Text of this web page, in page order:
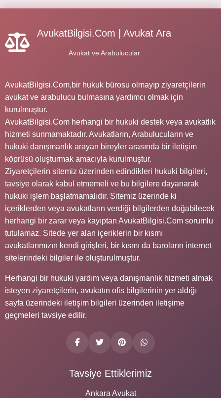
AvukatBilgisi.Com | Avukat Ara
Avukat ve Arabulucular
AvukatBilgisi.Com,bir hukuk bürosu olmayıp ziyaretçilerin
avukat ve arabulucu bulmasına yardımcı olmak için
kurulmuştur.
AvukatBilgisi.Com herhangi bir hukuki destek veya avukatlık
hizmeti sunmamaktadır. Avukatların, Arabulucuların ve
hukuki danışmanlık arayan bireyler arasında bir iletişim
köprüsü oluşturmak amacıyla kurulmuştur.
Ziyaretçilerin sitemiz üzerinden edindikleri hukuki bilgileri,
tavsiye olarak kabul etmemeli ve bu bilgilere dayanarak
hukuki işlem başlatmamalıdır. Sitemiz üzerinde ki
içeriklerden veya avukatların verdiği bilgilerden doğabilecek
herhangi bir zarar veya kayıptan AvukatBilgisi.Com sorumlu
tutulamaz. Sitede yer alan içeriklerin bir kısmı
avukatlarımızın kendi girişleri, bir kısmı da baroların internet
sitelerindeki bilgiler ile oluşturulmuştur.
Herhangi bir hukuki yardım veya danışmanlık hizmeti almak
isteyen ziyaretçilerin, avukatın ofis bilgilerinin yer aldığı
sayfa üzerindeki iletişim bilgileri üzerinden iletişime
geçmeleri tavsiye edilir.
Tavsiye Ettiklerimiz
Ankara Avukat